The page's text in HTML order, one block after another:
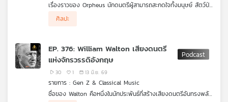
เรื่องราวของ Orpheus นักดนตรีผู้สามารถสะกดใจทั้งมนุษย์ สัตว์ป่า
และแม้แต่เทพเจ้าด้วยบทเพลงของเขา ได้สร้างแรงบันดาลใจให้ศิลปิน
และนักประพันธ์ มานานหลายศตวรรษ โดยเฉพาะในโลกของ โอเปรา
GenZ and Classical Music กับ ทฤษฎี ณ พัทลุง จะพาผู้ฟังไปหา
ของ Claudio Monteverdi ไปจนถึงผลงานของคีตกวีคนอื่น ๆ ที่
หยิบยกเรื่องราวนี้มาสร้างสรรค์ใหม่ในแบบของตนเอง
ศิลปะ
EP. 376: William Walton เสียงดนตรี
แห่งจักรวรรดิอังกฤษ
30 1 13 มิ.ย. 69
รายการ : Gen Z & Classical Music
ชื่อของ Walton คือหนึ่งในนักประพันธ์ที่สร้างเสียงดนตรีอันทรงพลัง